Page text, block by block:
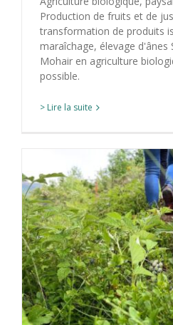
Production de fruits et de
transformation de produits
maraîchage, élevage d'ânes
Mohair en agriculture
possible.
> Lire la suite